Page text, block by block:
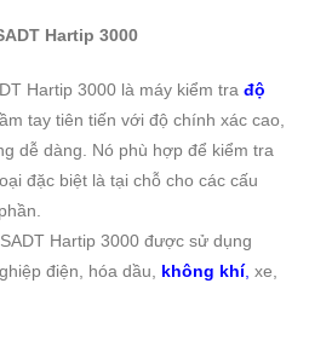
Hartip 3000
Hartip 3000 là máy kiểm tra độ
tay tiên tiến với độ chính xác cao,
dễ dàng. Nó phù hợp để kiểm tra
đặc biệt là tại chỗ cho các cấu
Hartip 3000 được sử dụng
điện, hóa dầu,
không khí, xe,